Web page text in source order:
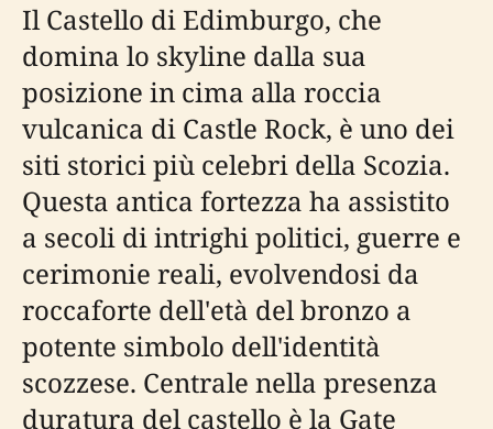
Il Castello di Edimburgo, che
domina lo skyline dalla sua
posizione in cima alla roccia
vulcanica di Castle Rock, è uno dei
siti storici più celebri della Scozia.
Questa antica fortezza ha assistito
a secoli di intrighi politici, guerre e
cerimonie reali, evolvendosi da
roccaforte dell'età del bronzo a
potente simbolo dell'identità
scozzese. Centrale nella presenza
duratura del castello è la Gate